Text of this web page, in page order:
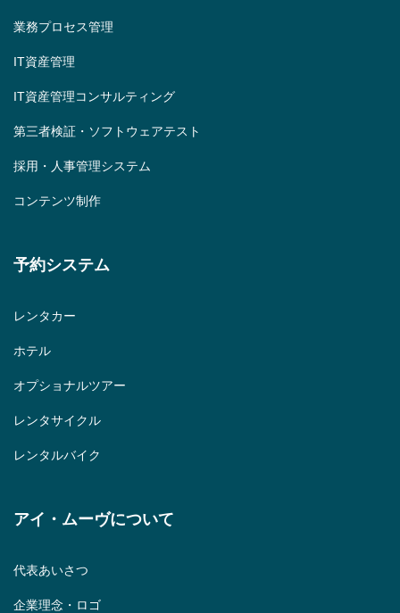
業務プロセス管理
IT資産管理
IT資産管理コンサルティング
第三者検証・ソフトウェアテスト
採用・人事管理システム
コンテンツ制作
予約システム
レンタカー
ホテル
オプショナルツアー
レンタサイクル
レンタルバイク
アイ・ムーヴについて
代表あいさつ
企業理念・ロゴ